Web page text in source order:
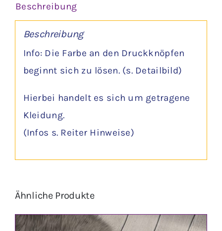
Beschreibung
Beschreibung
Info: Die Farbe an den Druckknöpfen
beginnt sich zu lösen. (s. Detailbild)
Hierbei handelt es sich um getragene
Kleidung.
(Infos s. Reiter Hinweise)
Ähnliche Produkte